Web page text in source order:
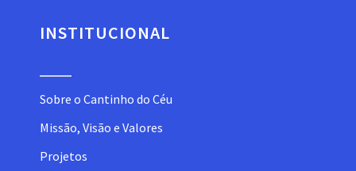
INSTITUCIONAL
Sobre o Cantinho do Céu
Missão, Visão e Valores
Projetos